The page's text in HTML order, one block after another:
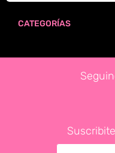
CATEGORÍAS